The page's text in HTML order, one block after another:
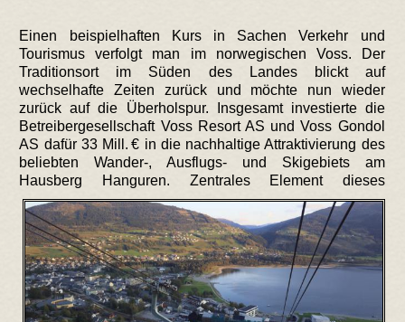
Einen beispielhaften Kurs in Sachen Verkehr und
Tourismus verfolgt man im norwegischen Voss. Der
Traditionsort im Süden des Landes blickt auf
wechselhafte Zeiten zurück und möchte nun wieder
zurück auf die Überholspur. Insgesamt investierte die
Betreibergesellschaft Voss Resort AS und Voss Gondol
AS dafür 33 Mill. € in die nachhaltige Attraktivierung des
beliebten Wander-, Ausflugs- und Skigebiets am
Hausberg Hanguren. Zentrales Element dieses